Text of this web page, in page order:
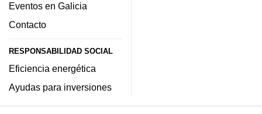
Eventos en Galicia
Contacto
RESPONSABILIDAD SOCIAL
Eficiencia energética
Ayudas para inversiones